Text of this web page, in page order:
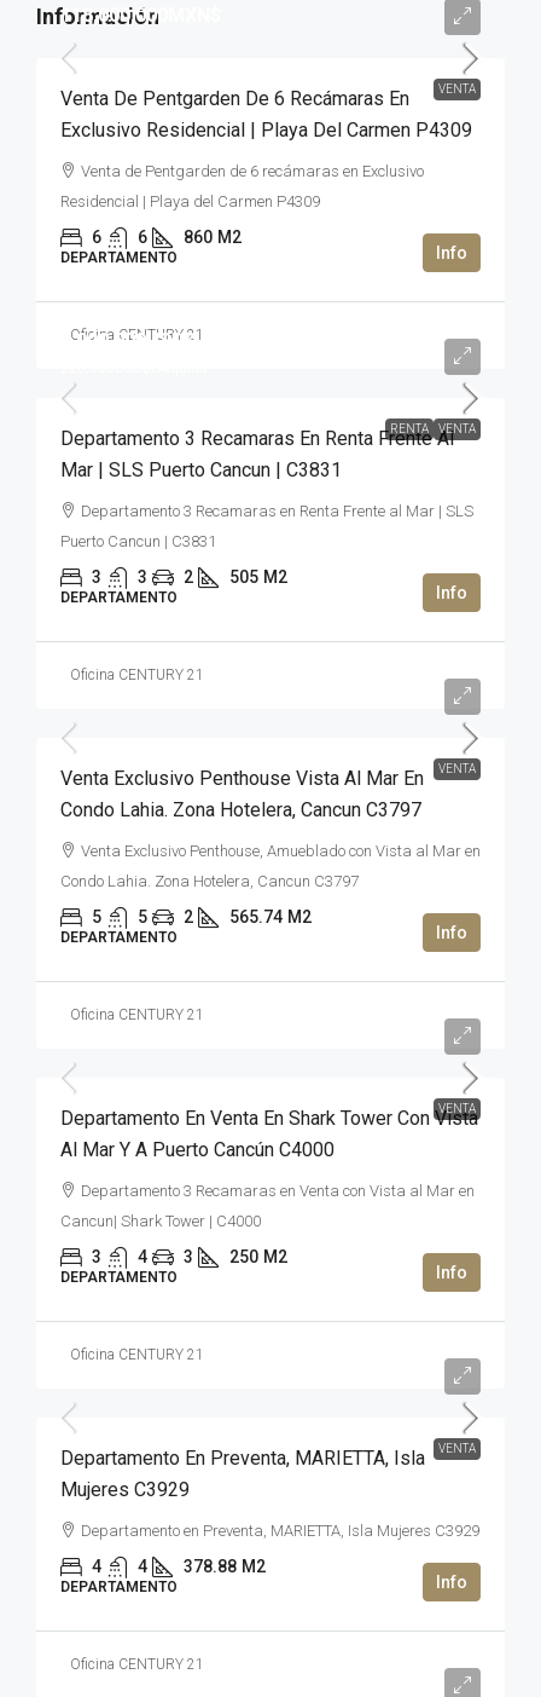
VENTA
118,000,000MXN$
Venta De Pentgarden De 6 Recámaras En
Exclusivo Residencial | Playa Del Carmen P4309
Venta de Pentgarden de 6 recámaras en Exclusivo
Residencial | Playa del Carmen P4309
6 6 860 M2
DEPARTAMENTO
Oficina CENTURY 21
RENTA VENTA
3,000,000USD$
Departamento 3 Recamaras En Renta Frente Al
Mar | SLS Puerto Cancun | C3831
Departamento 3 Recamaras en Renta Frente al Mar | SLS
Puerto Cancun | C3831
3 3 2 505 M2
DEPARTAMENTO
Oficina CENTURY 21
VENTA
Venta Exclusivo Penthouse Vista Al Mar En
Condo Lahia. Zona Hotelera, Cancun C3797
Venta Exclusivo Penthouse, Amueblado con Vista al Mar en
Condo Lahia. Zona Hotelera, Cancun C3797
5 5 2 565.74 M2
DEPARTAMENTO
Oficina CENTURY 21
VENTA
Departamento En Venta En Shark Tower Con Vista
Al Mar Y A Puerto Cancún C4000
Departamento 3 Recamaras en Venta con Vista al Mar en
Cancun| Shark Tower | C4000
3 4 3 250 M2
DEPARTAMENTO
Oficina CENTURY 21
VENTA
Departamento En Preventa, MARIETTA, Isla
Mujeres C3929
Departamento en Preventa, MARIETTA, Isla Mujeres C3929
4 4 378.88 M2
DEPARTAMENTO
Oficina CENTURY 21